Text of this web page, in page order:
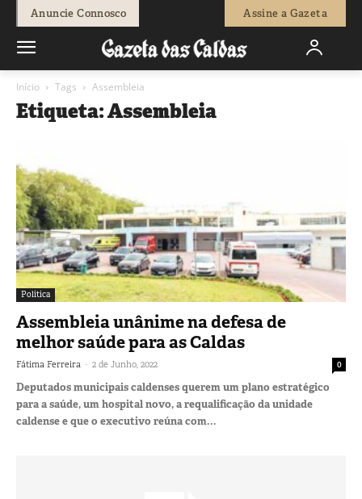
Anuncie Connosco Assine a Gazeta
Início Tags Assembleia
Etiqueta: Assembleia
Política
Assembleia unânime na defesa de
melhor saúde para as Caldas
Fátima Ferreira - 2 de Junho, 2022 0
Deputados municipais caldenses querem um plano estratégico
para a saúde, um hospital novo, a requalificação da unidade
caldense e que o executivo reúna com...